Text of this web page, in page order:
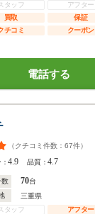
タッフ
アフター
買取
保証
チコミ
クーポン
電話する
（クチコミ件数： 67件）
：4.9 品質：4.7
数 70台
三重県
タッフ
アフター